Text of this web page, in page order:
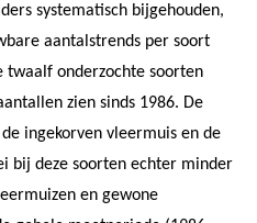
systematisch bijgehouden,
aantalstrends per soort
twaalf onderzochte soorten
zien sinds 1986. De
ingekorven vleermuis en de
bij deze soorten echter minder
en gewone